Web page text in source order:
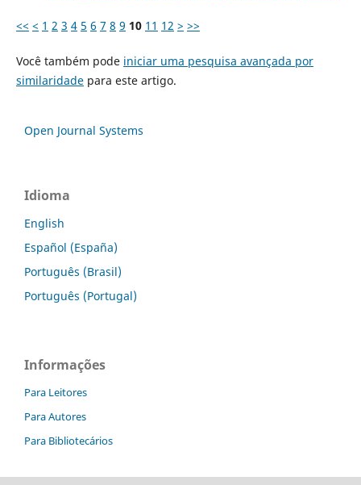
<< < 1 2 3 4 5 6 7 8 9 10 11 12 > >>
Você também pode iniciar uma pesquisa avançada por
similaridadepara este artigo.
Open Journal Systems
Idioma
English
Español (España)
Português (Brasil)
Português (Portugal)
Informações
Para Leitores
Para Autores
Para Bibliotecários